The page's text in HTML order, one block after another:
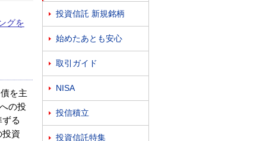
グを
を主
の投
る
資
 投資信託 新規銘柄
 始めたあとも安心
 取引ガイド
 NISA
 投信積立
 投資信託特集